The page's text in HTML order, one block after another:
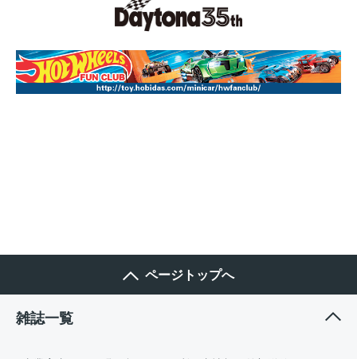
ページトップへ
雑誌一覧